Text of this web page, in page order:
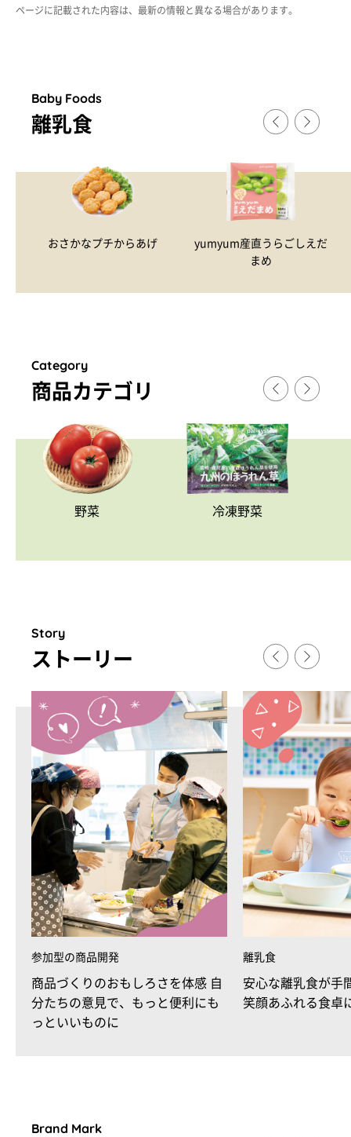
ページに記載された内容は、最新の情報と異なる場合があります。
Baby Foods
離乳食
おさかなプチからあげ
yumyum産直うらごしえだ
まめ
Category
商品カテゴリ
野菜 冷凍野菜
Story
ストー リ ー
参加型の商品開発
商品づくりのおもしろさを体感 自
分たちの意見で、もっと便利にも
っといいものに
離乳食
安心な離乳食が手
笑顔あふれる食卓
Brand Mark